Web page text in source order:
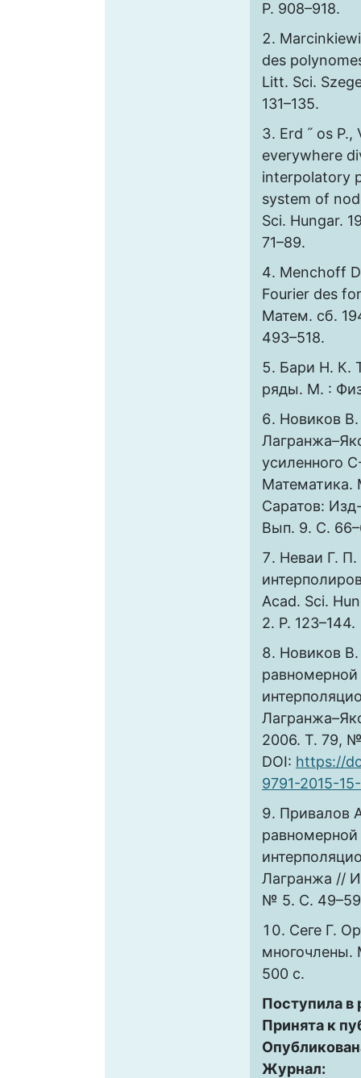
P. 908–918.
des
Litt. Sci.
131–135.
Erd ˝ os
everywhere
interpolatory
system of
Sci. Hungar.
71–89.
Menchoff
Fourier des
Матем. сб.
493–518.
Бари Н. К.
ряды. М. :
Новиков
усиленного
Математика.
Саратов:
Вып. 9. С.
Неваи Г.
Acad. Sci.
2. P. 123–144.
Новиков
2006. Т. 79,
DOI: https://
9791-2015-
Привалов
Лагранжа //
№ 5. C.
Сеге Г.
многочлены.
500 с.
Поступила
Принята к
Журнал: